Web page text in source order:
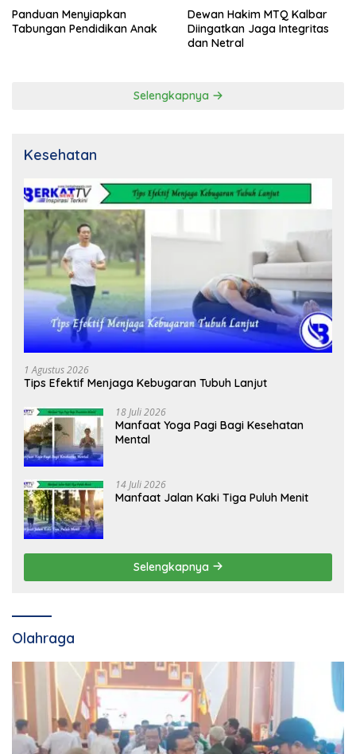
Panduan Menyiapkan
Tabungan Pendidikan Anak
Dewan Hakim MTQ Kalbar
Diingatkan Jaga Integritas
dan Netral
Selengkapnya
Kesehatan
1 Agustus 2026
Tips Efektif Menjaga Kebugaran Tubuh Lanjut
18 Juli 2026
Manfaat Yoga Pagi Bagi Kesehatan
Mental
14 Juli 2026
Manfaat Jalan Kaki Tiga Puluh Menit
Selengkapnya
Olahraga